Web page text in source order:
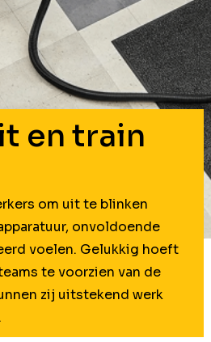
en train
om uit te blinken
onvoldoende
voelen. Gelukkig hoeft
te voorzien van de
zij uitstekend werk